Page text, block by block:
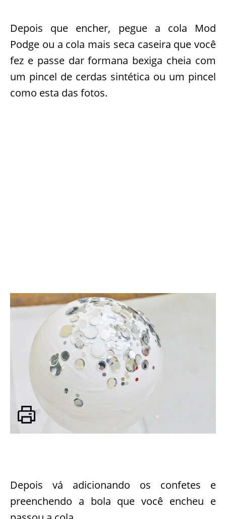
Depois que encher, pegue a cola Mod
Podge ou a cola mais seca caseira que você
fez e passe dar formana bexiga cheia com
um pincel de cerdas sintética ou um pincel
como esta das fotos.
Depois vá adicionando os confetes e
preenchendo a bola que você encheu e